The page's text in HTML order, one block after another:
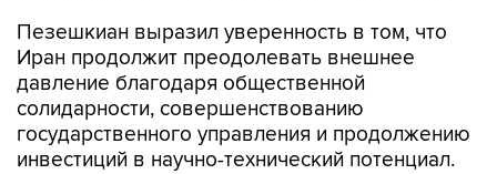
Пезешкиан выразил уверенность в том, что
Иран продолжит преодолевать внешнее
давление благодаря общественной
солидарности, совершенствованию
государственного управления и продолжению
инвестиций в научно-технический потенциал.